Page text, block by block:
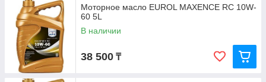
Моторное масло EUROL MAXENCE RC 10W-
60 5L
В наличии
38 500 ₸